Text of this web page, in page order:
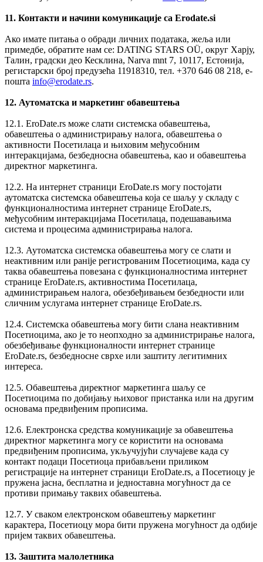
11. Контакти и начини комуникације са Erodate.si
Ако имате питања о обради личних података, жеља или
примедбе, обратите нам се: DATING STARS OÜ, округ Харју,
Талин, градски део Кесклина, Narva mnt 7, 10117, Естонија,
регистарски број предузећа 11918310, тел. +370 646 08 218, е-
пошта info@erodate.rs.
12. Аутоматска и маркетинг обавештења
12.1. EroDate.rs може слати системска обавештења,
обавештења о администрирању налога, обавештења о
активности Посетилаца и њиховим међусобним
интеракцијама, безбедносна обавештења, као и обавештења
директног маркетинга.
12.2. На интернет страници EroDate.rs могу постојати
аутоматска системска обавештења која се шаљу у складу с
функционалностима интернет странице EroDate.rs,
међусобним интеракцијама Посетилаца, подешавањима
система и процесима администрирања налога.
12.3. Аутоматска системска обавештења могу се слати и
неактивним или ранije регистрованим Посетиоцима, када су
таква обавештења повезана с функционалностима интернет
странице EroDate.rs, активностима Посетилаца,
администрирањем налога, обезбеђивањем безбедности или
сличним услугама интернет странице EroDate.rs.
12.4. Системска обавештења могу бити слана неактивним
Посетиоцима, ако је то неопходно за администрирање налога,
обезбеђивање функционалности интернет странице
EroDate.rs, безбедносне сврхе или заштиту легитимних
интереса.
12.5. Обавештења директног маркетинга шаљу се
Посетиоцима по добијању њиховог пристанка или на другим
основама предвиђеним прописима.
12.6. Електронска средства комуникације за обавештења
директног маркетинга могу се користити на основама
предвиђеним прописима, укључујући случајеве када су
контакт подаци Посетиоца прибављени приликом
регистрације на интернет страници EroDate.rs, а Посетиоцу је
пружена јасна, бесплатна и једноставна могућност да се
противи примању таквих обавештења.
12.7. У сваком електронском обавештењу маркетинг
карактера, Посетиоцу мора бити пружена могућност да одбије
пријем таквих обавештења.
13. Заштита малолетника